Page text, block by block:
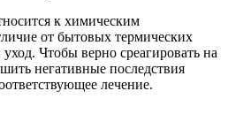
к химическим
от бытовых термических
Чтобы верно среагировать на
негативные последствия
лечение.